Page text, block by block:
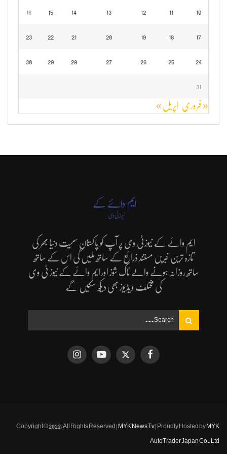
10
11
12
13
14
15
16
17
18
19
20
21
22
23
24
25
26
27
28
29
30
31
« فروری اپریل »
ایم وائے کے نیوزٹی وی پر آپ کو پاکستان سمیت دنیا بھر کی
تازہ ترین خبریں مستند ذرائع کے ساتھ ملیں گی اس کے ساتھ
ساتھ روزانہ ہونے والے ٹاک شوز اورایم وائے کے نیوز ٹی وی
کی مختلف ویڈیوز بھی دیکھ سکیں گے
Copyright © 2022, All Rights Reserved | MYK News Tv | Proudly Hosted by MYK
AutoTrader Japan Co. Ltd